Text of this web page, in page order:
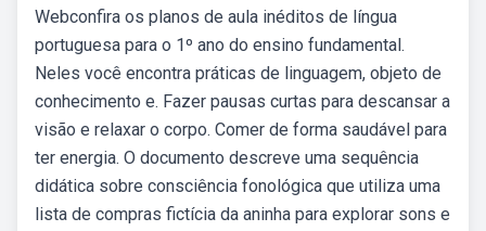
Webconfira os planos de aula inéditos de língua
portuguesa para o 1º ano do ensino fundamental.
Neles você encontra práticas de linguagem, objeto de
conhecimento e. Fazer pausas curtas para descansar a
visão e relaxar o corpo. Comer de forma saudável para
ter energia. O documento descreve uma sequência
didática sobre consciência fonológica que utiliza uma
lista de compras fictícia da aninha para explorar sons e